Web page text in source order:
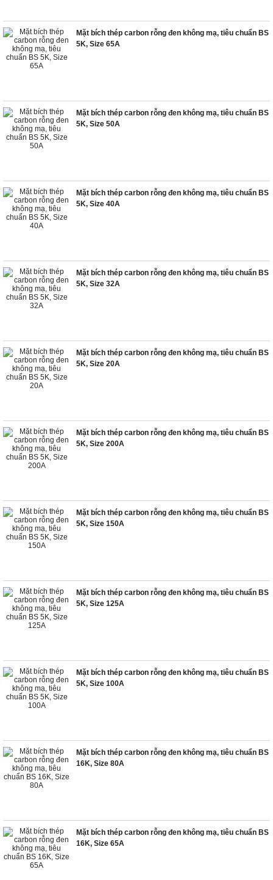
Mặt bích thép carbon rỗng đen không mạ, tiêu chuẩn BS
5K, Size 65A
Mặt bích thép carbon rỗng đen không mạ, tiêu chuẩn BS
5K, Size 50A
Mặt bích thép carbon rỗng đen không mạ, tiêu chuẩn BS
5K, Size 40A
Mặt bích thép carbon rỗng đen không mạ, tiêu chuẩn BS
5K, Size 32A
Mặt bích thép carbon rỗng đen không mạ, tiêu chuẩn BS
5K, Size 20A
Mặt bích thép carbon rỗng đen không mạ, tiêu chuẩn BS
5K, Size 200A
Mặt bích thép carbon rỗng đen không mạ, tiêu chuẩn BS
5K, Size 150A
Mặt bích thép carbon rỗng đen không mạ, tiêu chuẩn BS
5K, Size 125A
Mặt bích thép carbon rỗng đen không mạ, tiêu chuẩn BS
5K, Size 100A
Mặt bích thép carbon rỗng đen không mạ, tiêu chuẩn BS
16K, Size 80A
Mặt bích thép carbon rỗng đen không mạ, tiêu chuẩn BS
16K, Size 65A